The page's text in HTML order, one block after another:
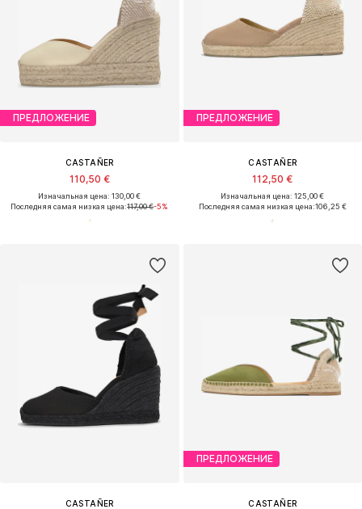
ПРЕДЛОЖЕНИЕ
CASTAÑER
110,50 €
Изначальная цена: 130,00 €
Последняя самая низкая цена:117,00 €-5%
ПРЕДЛОЖЕНИЕ
CASTAÑER
112,50 €
Изначальная цена: 125,00 €
Последняя самая низкая цена:106,25 €
CASTAÑER
ПРЕДЛОЖЕНИЕ
CASTAÑER